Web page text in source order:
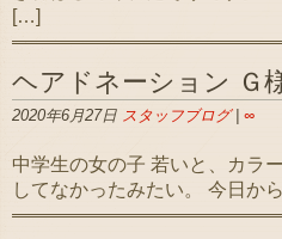
[…]
ヘアドネーション Ｇ
2020年6月27日 スタッフブログ| ∞
中学生の女の子 若いと、カラ
してなかったみたい。 今日か